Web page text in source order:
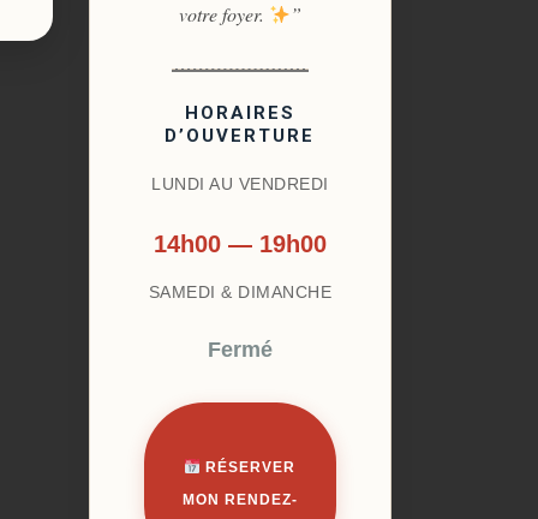
votre foyer.
”
HORAIRES
D’OUVERTURE
LUNDI AU VENDREDI
14h00 — 19h00
SAMEDI & DIMANCHE
Fermé
RÉSERVER
MON RENDEZ-